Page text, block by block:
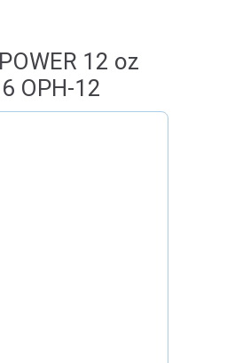
12 oz
ОРН-12